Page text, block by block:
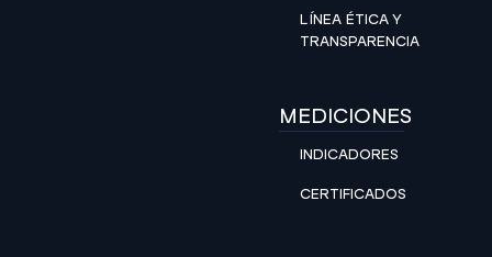
LÍNEA ÉTICA Y
TRANSPARENCIA
MEDICIONES
INDICADORES
CERTIFICADOS